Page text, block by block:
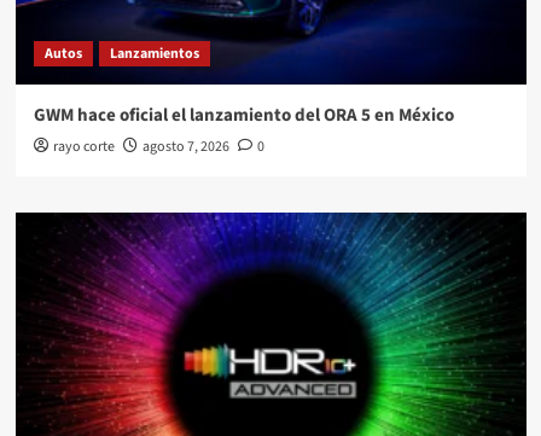
Autos Lanzamientos
GWM hace oficial el lanzamiento del ORA 5 en México
rayo corte agosto 7, 2026 0